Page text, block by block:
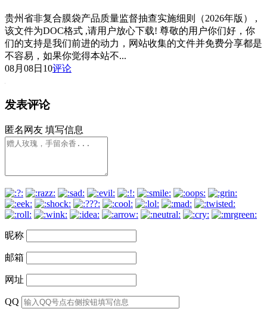
贵州省非复合膜袋产品质量监督抽查实施细则（2026年版） ,
该文件为DOC格式 ,请用户放心下载! 尊敬的用户你们好，你
们的支持是我们前进的动力，网站收集的文件并免费分享都是
不容易，如果你觉得本站不...
08月08日 10评论
发表评论
匿名网友 填写信息
昵称
邮箱
网址
QQ